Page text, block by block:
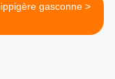
L'éphippigère gasconne >